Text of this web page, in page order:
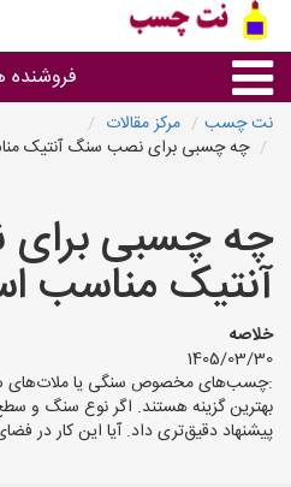
فروشنده
گروه
استان
نت چسب
مرکز مقالات
چه چسبی برای نصب سنگ آنتیک
چه چسبی
آنتیک مناسب
خلاصه
1405/03/30
:چسب‌های مخصوص سنگی یا ملات‌های
بهترین گزینه هستند. اگر نوع سنگ و
پیشنهاد دقیق‌تری داد. آیا این کار در